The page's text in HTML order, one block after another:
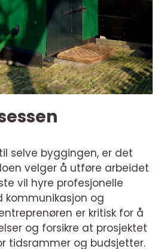
selve byggingen, er det
velger å utføre arbeidet
vil hyre profesjonelle
kommunikasjon og
er kritisk for å
og forsikre at prosjektet
tidsrammer og budsjetter.